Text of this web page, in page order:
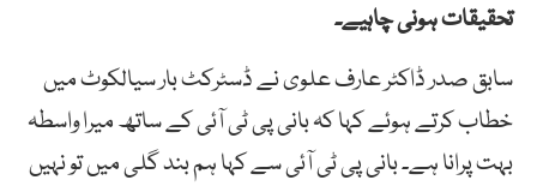
تحقیقات ہونی چاہیے۔
سابق صدر ڈاکٹر عارف علوی نے ڈسٹرکٹ بار سیالکوٹ میں
خطاب کرتے ہوئے کہا کہ بانی پی ٹی آئی کے ساتھ میرا واسطہ
بہت پرانا ہے۔ بانی پی ٹی آئی سے کہا ہم بند گلی میں تو نہیں